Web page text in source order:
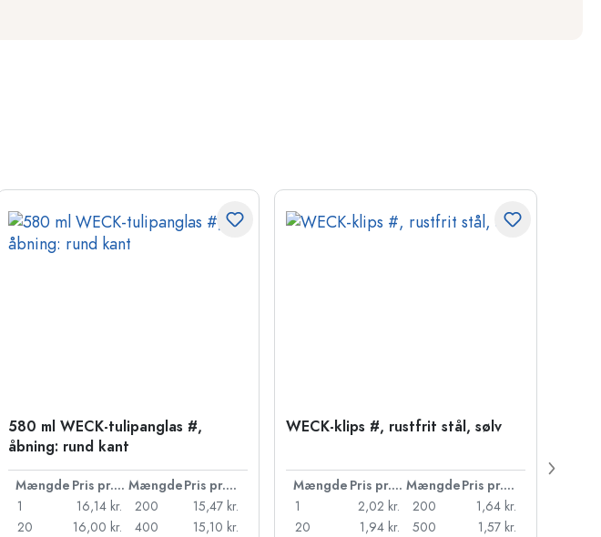
580 ml WECK-tulipanglas #,
åbning: rund kant
Mængde Pris pr. stk. Mængde
Pris pr. stk.
1
16,14 kr.
20
16,00 kr.
200
15,47 kr.
400
15,10 kr.
WECK-klips #, rustfrit stål, sølv
Mængde Pris pr. stk. Mængde
Pris pr. stk.
1
2,02 kr.
20
1,94 kr.
200
1,64 kr.
500
1,57 kr.